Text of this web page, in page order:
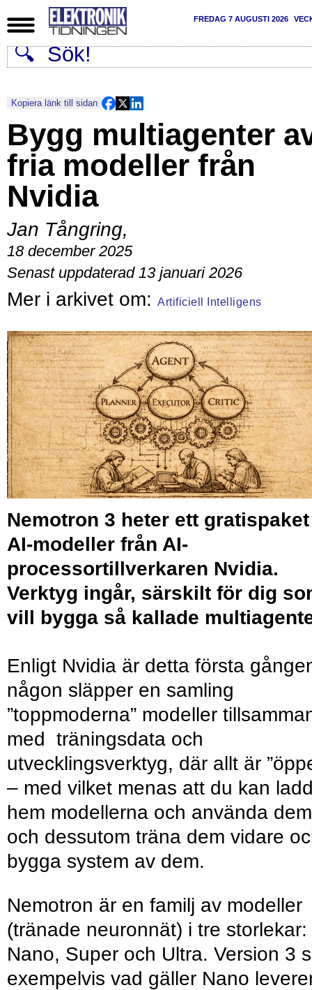
FREDAG 7 AUGUSTI 2026
Kopiera länk till sidan
Bygg multiagenter
fria modeller från
Nvidia
Jan Tångring,
18 december 2025
Senast uppdaterad 13 januari 2026
Artificiell Intelligens
Nemotron 3 heter ett gratispaket
AI-modeller från AI-
processortillverkaren Nvidia.
Verktyg ingår, särskilt för dig
vill bygga så kallade
Enligt Nvidia är detta första
någon släpper en samling
”toppmoderna” modeller
med träningsdata och
utvecklingsverktyg, där allt är
– med vilket menas att du kan
hem modellerna och använda
och dessutom träna dem vidare
bygga system av dem.
Nemotron är en familj av modeller
(tränade neuronnät) i tre storlekar:
Nano, Super och Ultra. Version 3
exempelvis vad gäller Nano